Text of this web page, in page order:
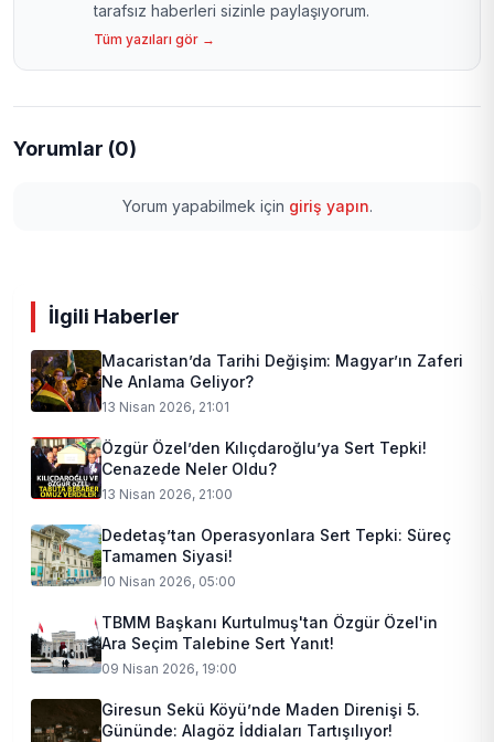
tarafsız haberleri sizinle paylaşıyorum.
Tüm yazıları gör →
Yorumlar (0)
Yorum yapabilmek için giriş yapın.
İlgili Haberler
Macaristan’da Tarihi Değişim: Magyar’ın Zaferi
Ne Anlama Geliyor?
13 Nisan 2026, 21:01
Özgür Özel’den Kılıçdaroğlu’ya Sert Tepki!
Cenazede Neler Oldu?
13 Nisan 2026, 21:00
Dedetaş’tan Operasyonlara Sert Tepki: Süreç
Tamamen Siyasi!
10 Nisan 2026, 05:00
TBMM Başkanı Kurtulmuş'tan Özgür Özel'in
Ara Seçim Talebine Sert Yanıt!
09 Nisan 2026, 19:00
Giresun Sekü Köyü’nde Maden Direnişi 5.
Gününde: Alagöz İddiaları Tartışılıyor!